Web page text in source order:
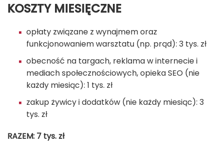
KOSZTY MIESIĘCZNE
opłaty związane z wynajmem oraz
funkcjonowaniem warsztatu (np. prąd): 3 tys. zł
obecność na targach, reklama w internecie i
mediach społecznościowych, opieka SEO (nie
każdy miesiąc): 1 tys. zł
zakup żywicy i dodatków (nie każdy miesiąc): 3
tys. zł
RAZEM: 7 tys. zł